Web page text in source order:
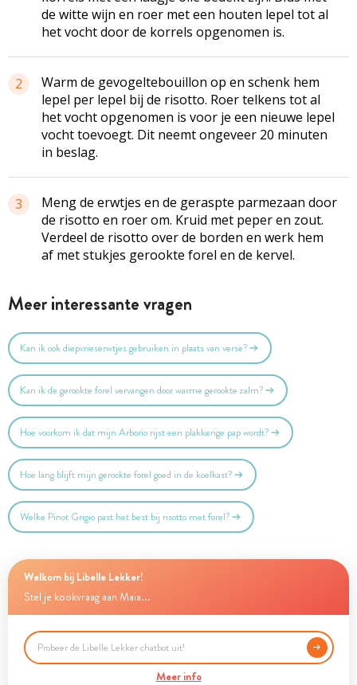
de witte wijn en roer met een houten lepel tot al
het vocht door de korrels opgenomen is.
2
Warm de gevogeltebouillon op en schenk hem
lepel per lepel bij de risotto. Roer telkens tot al
het vocht opgenomen is voor je een nieuwe lepel
vocht toevoegt. Dit neemt ongeveer 20 minuten
in beslag.
3
Meng de erwtjes en de geraspte parmezaan door
de risotto en roer om. Kruid met peper en zout.
Verdeel de risotto over de borden en werk hem
af met stukjes gerookte forel en de kervel.
Meer interessante vragen
Kan ik ook diepvrieserwtjes gebruiken in plaats van verse?
Kan ik de gerookte forel vervangen door warme gerookte zalm?
Hoe voorkom ik dat mijn Arborio rijst een plakkerige pap wordt?
Hoe lang blijft mijn gerookte forel goed in de koelkast?
Welke Pinot Grigio past het best bij risotto met forel?
Welkom bij Libelle Lekker!
Stel je kookvraag aan Maia...
Meer info